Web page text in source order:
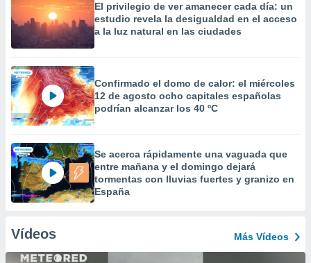
El privilegio de ver amanecer cada día: un
estudio revela la desigualdad en el acceso
a la luz natural en las ciudades
Confirmado el domo de calor: el miércoles
12 de agosto ocho capitales españolas
podrían alcanzar los 40 ºC
Se acerca rápidamente una vaguada que
entre mañana y el domingo dejará
tormentas con lluvias fuertes y granizo en
España
Vídeos Más Vídeos